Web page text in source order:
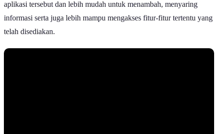
aplikasi tersebut dan lebih mudah untuk menambah, menyaring
informasi serta juga lebih mampu mengakses fitur-fitur tertentu yang
telah disediakan.